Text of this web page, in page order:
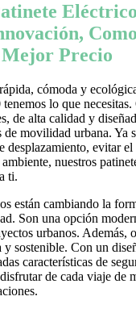
Precio
cómoda y
lo que
de alta calidad y
de movilidad urbana. Ya
desplazamiento, evitar
nuestros
ti.
están cambiando la
Son una opción
urbanos. Además,
y sostenible. Con un
características de
de cada viaje de